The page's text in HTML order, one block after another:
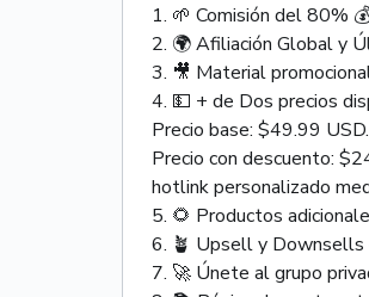
1. 🌱 Comisión del 80%
2. 🌍 Afiliación Global y
3. 🎥 Material
4. 💵 + de Dos precios
Precio base: $49.99 USD.
Precio con descuento:
hotlink personalizado
5. 🌻 Productos
6. 🪴 Upsell y Downsells
7. 🚀 Únete al grupo